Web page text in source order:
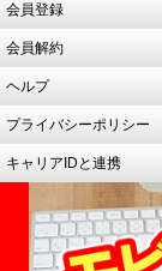
会員登録
会員解約
ヘルプ
プライバシーポリシー
キャリアIDと連携